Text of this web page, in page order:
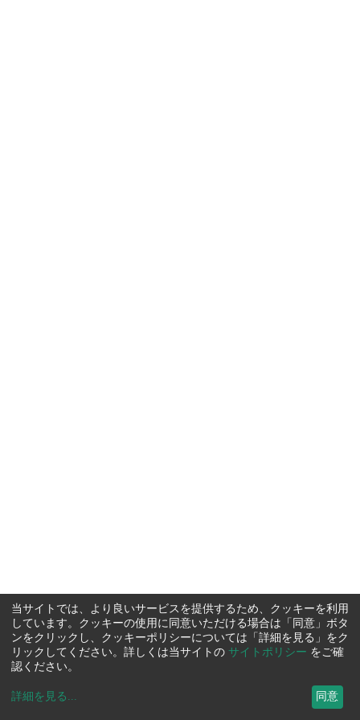
当サイトでは、より良いサービスを提供するため、クッキーを利用
しています。クッキーの使用に同意いただける場合は「同意」ボタ
ンをクリックし、クッキーポリシーについては「詳細を見る」をク
リックしてください。詳しくは当サイトの サイトポリシー をご確
認ください。
詳細を見る ... 同意